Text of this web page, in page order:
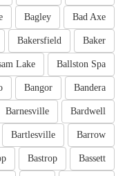
Bad Axe
Bagley
Baker
Bakersfield
Ballston Spa
Lake
Bandera
Bangor
Bardwell
Barnesville
Barrow
Bartlesville
Bassett
Bastrop